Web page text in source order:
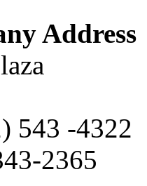
Address
543 -4322
2365